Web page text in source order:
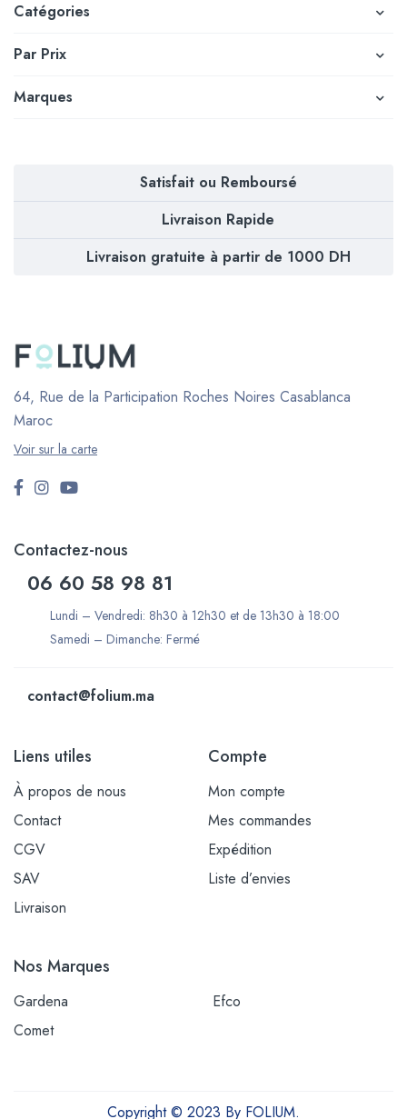
Catégories
Par Prix
Marques
Satisfait ou Remboursé
Livraison Rapide
Livraison gratuite à partir de 1000 DH
64, Rue de la Participation Roches Noires Casablanca
Maroc
Voir sur la carte
Contactez-nous
06 60 58 98 81
Lundi – Vendredi: 8h30 à 12h30 et de 13h30 à 18:00
Samedi – Dimanche: Fermé
contact@folium.ma
Liens utiles
À propos de nous
Contact
CGV
SAV
Livraison
Compte
Mon compte
Mes commandes
Expédition
Liste d’envies
Nos Marques
Gardena
Efco
Comet
Copyright © 2023 By FOLIUM.